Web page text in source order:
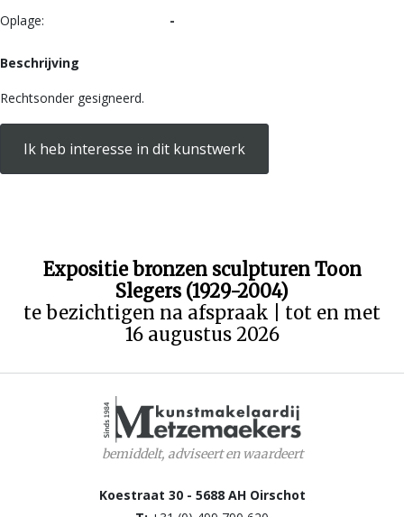
Oplage:
-
Beschrijving
Rechtsonder gesigneerd.
Ik heb interesse in dit kunstwerk
Expositie bronzen sculpturen Toon
Slegers (1929-2004)
te bezichtigen na afspraak | tot en met
16 augustus 2026
bemiddelt, adviseert en waardeert
Koestraat 30 - 5688 AH Oirschot